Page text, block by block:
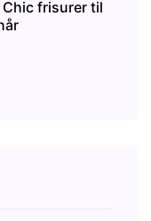
Chic frisurer til